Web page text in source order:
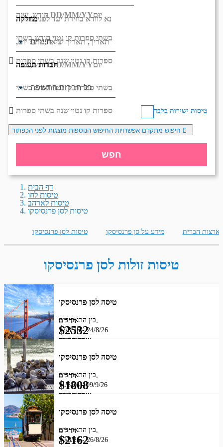
DD/MM/YYיום
בשתי ספרות קו נטוי חודש בשתי
ספרות קו נטוי שנה בשתי ספרות
נא לוודא בחירת יעד לפני בחירת
תאריך, תאריך יציאה,מתי? יום,
חודש, שנהDD/MM/YYיום
בשתי ספרות קו נטוי חודש בשתי
ספרות קו נטוי שנה בשתי ספרות
חפש
מחלקה
חברות תעופה
טיסות ישירות בלבד
חיפוש מתקדם אפשרויות החיפוש הנוספות מוצגות לפני הכפתור
דף הבית
טיסות לחו
טיסות לארהב
טיסות לסן פרנסיסקו
טיסות לסן פרנסיסקו מידע על סן פרנסיסקו הברית
טיסות זולות לסן פרנסיסקו
טיסה לסן פרנסיסקו
החל מ
$2532
מחיר לאדם
12/8/26-24/8/26
טיסה סדירה
טיסה לסן פרנסיסקו
החל מ
$1808
מחיר לאדם
11/8/26-09/9/26
טיסה סדירה
טיסה לסן פרנסיסקו
החל מ
$2162
20/8/26-26/8/26